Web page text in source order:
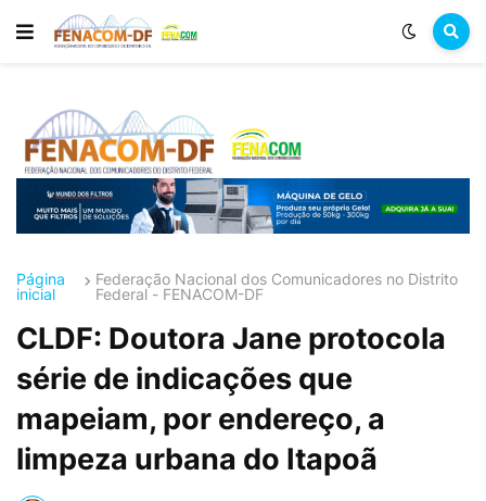
Página
inicial
Federação Nacional dos Comunicadores no Distrito
Federal - FENACOM-DF
CLDF: Doutora Jane protocola
série de indicações que
mapeiam, por endereço, a
limpeza urbana do Itapoã